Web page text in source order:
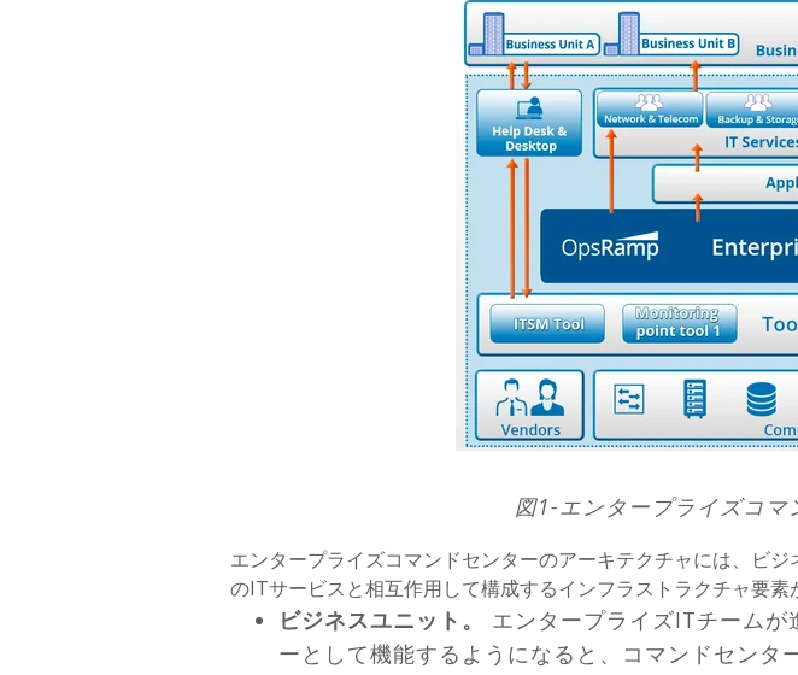
図1-エンタープライズコ
エンタープライズコマンドセンターのアーキテクチャには、ビ
のITサービスと相互作用して構成するインフラストラクチャ要素
ビジネスユニット。 エンタープライズITチーム
ーとして機能するようになると、コマンドセンタ